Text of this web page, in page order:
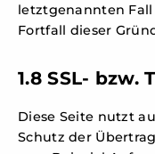
letztgenannten
Fortfall dieser
1.8 SSL- bzw.
Diese Seite nutzt
Schutz der